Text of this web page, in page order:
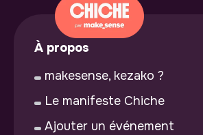
À propos
makesense, kezako ?
Le manifeste Chiche
Ajouter un événement